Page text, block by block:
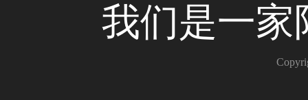
我们是一家